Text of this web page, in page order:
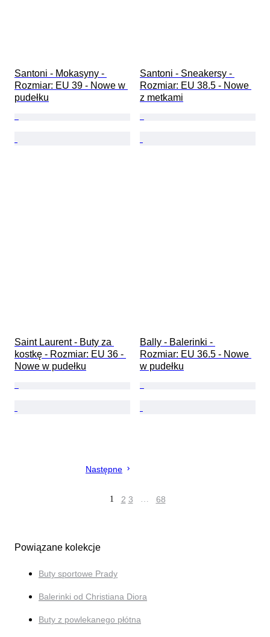
Santoni - Mokasyny -
Rozmiar: EU 39 - Nowe w
pudełku
Santoni - Sneakersy -
Rozmiar: EU 38.5 - Nowe
z metkami
Saint Laurent - Buty za
kostkę - Rozmiar: EU 36 -
Nowe w pudełku
Bally - Balerinki -
Rozmiar: EU 36.5 - Nowe
w pudełku
Następne
1 2 3 … 68
Powiązane kolekcje
Buty sportowe Prady
Balerinki od Christiana Diora
Buty z powlekanego płótna